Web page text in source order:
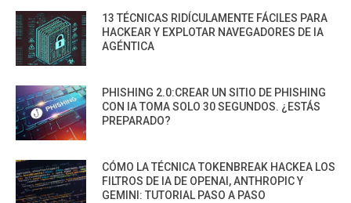
13 TÉCNICAS RIDÍCULAMENTE FÁCILES PARA
HACKEAR Y EXPLOTAR NAVEGADORES DE IA
AGÉNTICA
PHISHING 2.0:CREAR UN SITIO DE PHISHING
CON IA TOMA SOLO 30 SEGUNDOS. ¿ESTÁS
PREPARADO?
CÓMO LA TÉCNICA TOKENBREAK HACKEA LOS
FILTROS DE IA DE OPENAI, ANTHROPIC Y
GEMINI: TUTORIAL PASO A PASO